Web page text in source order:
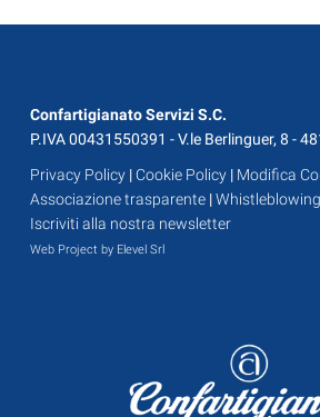
Confartigianato Servizi S.C.
P.IVA 00431550391 - V.le Berlinguer, 8 -
Privacy Policy |Cookie Policy | Modifica
Associazione trasparente |Whistleblowing
Iscriviti alla nostra newsletter
Web Project by Elevel Srl